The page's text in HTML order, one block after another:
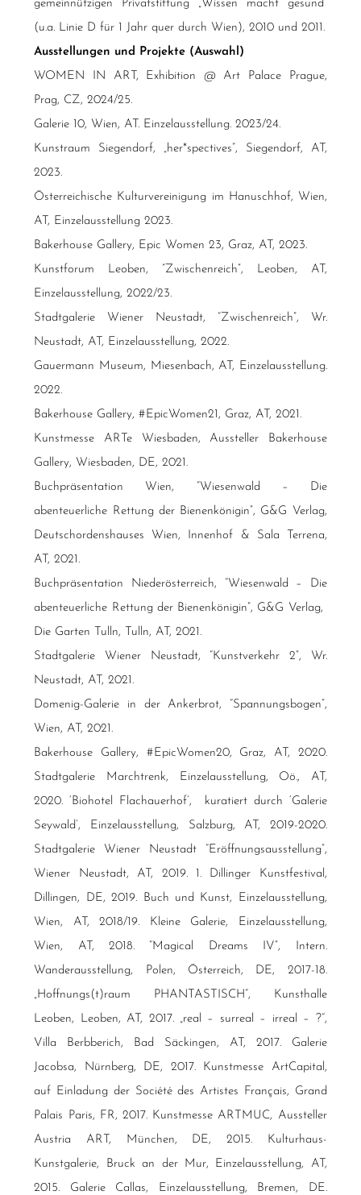
gemeinnützigen Privatstiftung „Wissen macht gesund“
(u.a. Linie D für 1 Jahr quer durch Wien), 2010 und 2011.
Ausstellungen und Projekte (Auswahl)
WOMEN IN ART, Exhibition @ Art Palace Prague,
Prag, CZ, 2024/25.
Galerie 10, Wien, AT. Einzelausstellung. 2023/24.
Kunstraum Siegendorf, „her*spectives“, Siegendorf, AT,
2023.
Österreichische Kulturvereinigung im Hanuschhof, Wien,
AT, Einzelausstellung 2023.
Bakerhouse Gallery, Epic Women 23, Graz, AT, 2023.
Kunstforum Leoben, “Zwischenreich”, Leoben, AT,
Einzelausstellung, 2022/23.
Stadtgalerie Wiener Neustadt, “Zwischenreich”, Wr.
Neustadt, AT, Einzelausstellung, 2022.
Gauermann Museum, Miesenbach, AT, Einzelausstellung.
2022.
Bakerhouse Gallery, #EpicWomen21, Graz, AT, 2021.
Kunstmesse ARTe Wiesbaden, Aussteller Bakerhouse
Gallery, Wiesbaden, DE, 2021.
Buchpräsentation Wien, “Wiesenwald – Die
abenteuerliche Rettung der Bienenkönigin”, G&G Verlag,
Deutschordenshauses Wien, Innenhof & Sala Terrena,
AT, 2021.
Buchpräsentation Niederösterreich, “Wiesenwald – Die
abenteuerliche Rettung der Bienenkönigin”, G&G Verlag,
Die Garten Tulln, Tulln, AT, 2021.
Stadtgalerie Wiener Neustadt, “Kunstverkehr 2”, Wr.
Neustadt, AT, 2021.
Domenig-Galerie in der Ankerbrot, “Spannungsbogen”,
Wien, AT, 2021.
Bakerhouse Gallery, #EpicWomen20, Graz, AT, 2020.
Stadtgalerie Marchtrenk, Einzelausstellung, Oö., AT,
2020. ‘Biohotel Flachauerhof’, kuratiert durch ‘Galerie
Seywald’, Einzelausstellung, Salzburg, AT, 2019-2020.
Stadtgalerie Wiener Neustadt “Eröffnungsausstellung”,
Wiener Neustadt, AT, 2019. 1. Dillinger Kunstfestival,
Dillingen, DE, 2019. Buch und Kunst, Einzelausstellung,
Wien, AT, 2018/19. Kleine Galerie, Einzelausstellung,
Wien, AT, 2018. “Magical Dreams IV”, Intern.
Wanderausstellung, Polen, Österreich, DE, 2017-18.
„Hoffnungs(t)raum PHANTASTISCH“, Kunsthalle
Leoben, Leoben, AT, 2017. „real – surreal – irreal – ?“,
Villa Berbberich, Bad Säckingen, AT, 2017. Galerie
Jacobsa, Nürnberg, DE, 2017. Kunstmesse ArtCapital,
auf Einladung der Société des Artistes Français, Grand
Palais Paris, FR, 2017. Kunstmesse ARTMUC, Aussteller
Austria ART, München, DE, 2015. Kulturhaus-
Kunstgalerie, Bruck an der Mur, Einzelausstellung, AT,
2015. Galerie Callas, Einzelausstellung, Bremen, DE.